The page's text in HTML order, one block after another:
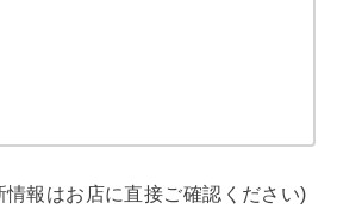
報はお店に直接ご確認ください)